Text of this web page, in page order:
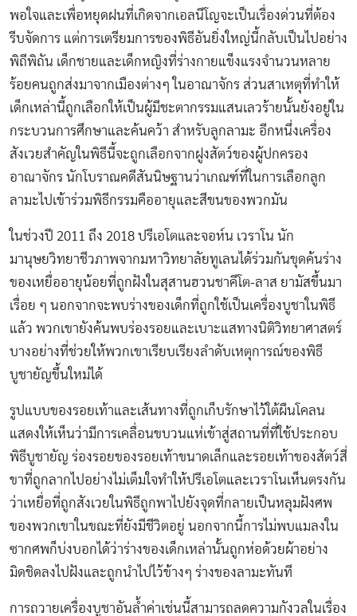
พอใจและเพื่อหยุดฝนที่เกิดจากเอลนีโญจะเป็นเรื่องด่วนที่ต้อง
รีบจัดการ แต่การเตรียมการของพิธีอันยิ่งใหญ่นี้กลับเป็นไปอย่าง
พิถีพิถัน เด็กชายและเด็กหญิงที่ร่างกายแข็งแรงจำนวนหลาย
ร้อยคนถูกส่งมาจากเมืองต่างๆ ในอาณาจักร ส่วนสาเหตุที่ทำให้
เด็กเหล่านี้ถูกเลือกให้เป็นผู้มีชะตากรรมแสนเลวร้ายนั้นยังอยู่ใน
กระบวนการศึกษาและค้นคว้า สำหรับลูกลามะ อีกหนึ่งเครื่อง
สังเวยสำคัญในพิธีนี้จะถูกเลือกจากฝูงสัตว์ของผู้ปกครอง
อาณาจักร นักโบราณคดีสันนิษฐานว่าเกณฑ์ที่ในการเลือกลูก
ลามะไปเข้าร่วมพิธีกรรมคืออายุและสีขนของพวกมัน
ในช่วงปี 2011 ถึง 2018 ปรีเอโตและจอห์น เวราโน นัก
มานุษยวิทยาชีวภาพจากมหาวิทยาลัยทูเลนได้ร่วมกันขุดค้นร่าง
ของเหยื่ออายุน้อยที่ถูกฝังในสุสานฮวนชาคีโต-ลาส ยามัสขึ้นมา
เรื่อย ๆ นอกจากจะพบร่างของเด็กที่ถูกใช้เป็นเครื่องบูชาในพิธี
แล้ว พวกเขายังค้นพบร่องรอยและเบาะแสทางนิติวิทยาศาสตร์
บางอย่างที่ช่วยให้พวกเขาเรียบเรียงลำดับเหตุการณ์ของพิธี
บูชายัญขึ้นใหม่ได้
รูปแบบของรอยเท้าและเส้นทางที่ถูกเก็บรักษาไว้ใต้ผืนโคลน
แสดงให้เห็นว่ามีการเคลื่อนขบวนแห่เข้าสู่สถานที่ที่ใช้ประกอบ
พิธีบูชายัญ ร่องรอยของรอยเท้าขนาดเล็กและรอยเท้าของสัตว์สี่
ขาที่ถูกลากไปอย่างไม่เต็มใจทำให้ปรีเอโตและเวราโนเห็นตรงกัน
ว่าเหยื่อที่ถูกสังเวยในพิธีถูกพาไปยังจุดที่กลายเป็นหลุมฝังศพ
ของพวกเขาในขณะที่ยังมีชีวิตอยู่ นอกจากนี้การไม่พบแมลงใน
ซากศพก็บ่งบอกได้ว่าร่างของเด็กเหล่านั้นถูกห่อด้วยผ้าอย่าง
มิดชิดลงไปฝังและถูกนำไปไว้ข้างๆ ร่างของลามะทันที
การถวายเครื่องบูชาอันล้ำค่าเช่นนี้สามารถลดความกังวลในเรื่อง